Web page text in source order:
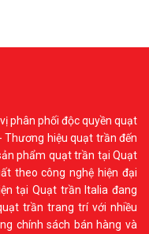
phân phối độc quyền quạt
Thương hiệu quạt trần đến
phẩm quạt trần tại Quạt
theo công nghệ hiện đại
tại Quạt trần Italia đang
trần trang trí với nhiều
chính sách bán hàng và